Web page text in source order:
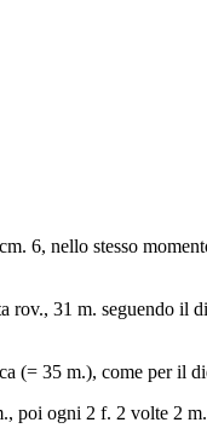
6, nello stesso
rov., 31 m. seguendo il
(= 35 m.), come per il
poi ogni 2 f. 2 volte 2